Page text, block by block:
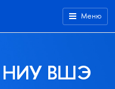
Меню
НИУ ВШЭ